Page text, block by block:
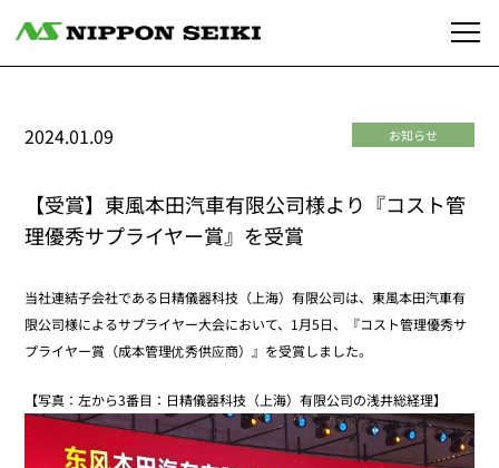
お知らせ
2024.01.09
【受賞】東風本田汽車有限公司様より『コスト管
理優秀サプライヤー賞』を受賞
当社連結子会社である日精儀器科技（上海）有限公司は、東風本田汽車有
限公司様によるサプライヤー大会において、1月5日、『コスト管理優秀サ
プライヤー賞（成本管理优秀供应商）』を受賞しました。
【写真：左から3番目：日精儀器科技（上海）有限公司の浅井総経理】